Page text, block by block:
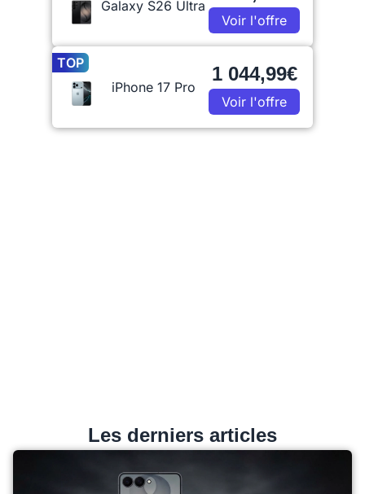
Galaxy S26 Ultra
Voir l'offre
TOP
iPhone 17 Pro
1 044,99€
Voir l'offre
Les derniers articles